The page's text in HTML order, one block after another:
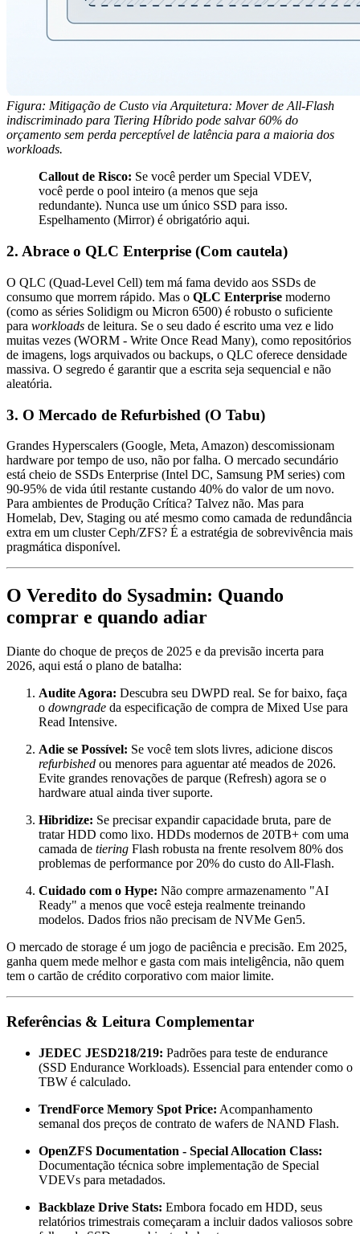
Figura: Mitigação de Custo via Arquitetura: Mover de All-Flash
indiscriminado para Tiering Híbrido pode salvar 60% do
orçamento sem perda perceptível de latência para a maioria dos
workloads.
Callout de Risco: Se você perder um Special VDEV,
você perde o pool inteiro (a menos que seja
redundante). Nunca use um único SSD para isso.
Espelhamento (Mirror) é obrigatório aqui.
2. Abrace o QLC Enterprise (Com cautela)
O QLC (Quad-Level Cell) tem má fama devido aos SSDs de
consumo que morrem rápido. Mas o QLC Enterprise moderno
(como as séries Solidigm ou Micron 6500) é robusto o suficiente
para workloads de leitura. Se o seu dado é escrito uma vez e lido
muitas vezes (WORM - Write Once Read Many), como repositórios
de imagens, logs arquivados ou backups, o QLC oferece densidade
massiva. O segredo é garantir que a escrita seja sequencial e não
aleatória.
3. O Mercado de Refurbished (O Tabu)
Grandes Hyperscalers (Google, Meta, Amazon) descomissionam
hardware por tempo de uso, não por falha. O mercado secundário
está cheio de SSDs Enterprise (Intel DC, Samsung PM series) com
90-95% de vida útil restante custando 40% do valor de um novo.
Para ambientes de Produção Crítica? Talvez não. Mas para
Homelab, Dev, Staging ou até mesmo como camada de redundância
extra em um cluster Ceph/ZFS? É a estratégia de sobrevivência mais
pragmática disponível.
O Veredito do Sysadmin: Quando
comprar e quando adiar
Diante do choque de preços de 2025 e da previsão incerta para
2026, aqui está o plano de batalha:
Audite Agora: Descubra seu DWPD real. Se for baixo, faça
o downgrade da especificação de compra de Mixed Use para
Read Intensive.
Adie se Possível: Se você tem slots livres, adicione discos
refurbished ou menores para aguentar até meados de 2026.
Evite grandes renovações de parque (Refresh) agora se o
hardware atual ainda tiver suporte.
Hibridize: Se precisar expandir capacidade bruta, pare de
tratar HDD como lixo. HDDs modernos de 20TB+ com uma
camada de tiering Flash robusta na frente resolvem 80% dos
problemas de performance por 20% do custo do All-Flash.
Cuidado com o Hype: Não compre armazenamento "AI
Ready" a menos que você esteja realmente treinando
modelos. Dados frios não precisam de NVMe Gen5.
O mercado de storage é um jogo de paciência e precisão. Em 2025,
ganha quem mede melhor e gasta com mais inteligência, não quem
tem o cartão de crédito corporativo com maior limite.
Referências & Leitura Complementar
JEDEC JESD218/219: Padrões para teste de endurance
(SSD Endurance Workloads). Essencial para entender como o
TBW é calculado.
TrendForce Memory Spot Price: Acompanhamento
semanal dos preços de contrato de wafers de NAND Flash.
OpenZFS Documentation - Special Allocation Class:
Documentação técnica sobre implementação de Special
VDEVs para metadados.
Backblaze Drive Stats: Embora focado em HDD, seus
relatórios trimestrais começaram a incluir dados valiosos sobre